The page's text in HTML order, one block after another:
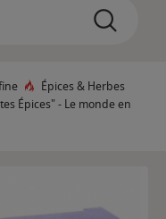
Épices & Herbes
Épices" - Le monde en